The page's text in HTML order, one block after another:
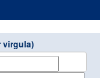
virgula)